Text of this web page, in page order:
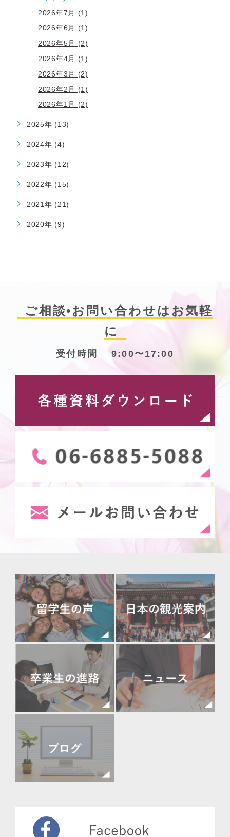
2026年7月 (1)
2026年6月 (1)
2026年5月 (2)
2026年4月 (1)
2026年3月 (2)
2026年2月 (1)
2026年1月 (2)
2025年 (13)
2024年 (4)
2023年 (12)
2022年 (15)
2021年 (21)
2020年 (9)
ご相談•お問い合わせはお気軽
に
受付時間 9:00〜17:00